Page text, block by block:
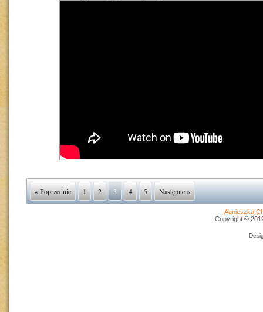
« Poprzednie 1 2 3 4 5 Następne »
Agnieszka
Copyright ©